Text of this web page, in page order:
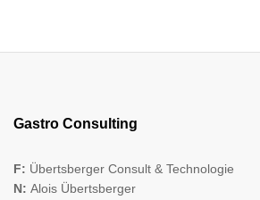
Gastro Consulting
F: Übertsberger Consult & Technologie
N: Alois Übertsberger